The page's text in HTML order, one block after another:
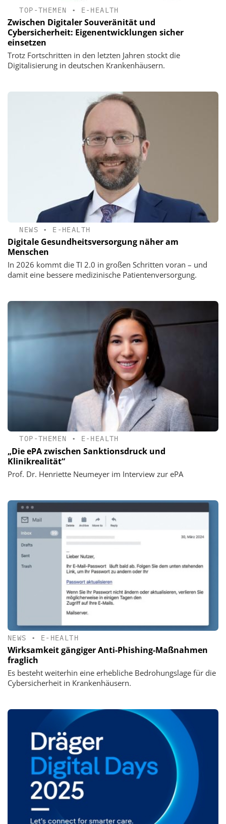
TOP-THEMEN • E-HEALTH
Zwischen Digitaler Souveränität und
Cybersicherheit: Eigenentwicklungen sicher
einsetzen
Trotz Fortschritten in den letzten Jahren stockt die
Digitalisierung in deutschen Krankenhäusern.
NEWS • E-HEALTH
Digitale Gesundheits­versorgung näher am
Menschen
In 2026 kommt die TI 2.0 in großen Schritten voran – und
damit eine bessere medizinische Patientenversorgung.
TOP-THEMEN • E-HEALTH
„Die ePA zwischen Sanktionsdruck und
Klinikrealität“
Prof. Dr. Henriette Neumeyer im Interview zur ePA
NEWS • E-HEALTH
Wirksamkeit gängiger Anti-Phishing-Maßnahmen
fraglich
Es besteht weiterhin eine erhebliche Bedrohungslage für die
Cybersicherheit in Krankenhäusern.